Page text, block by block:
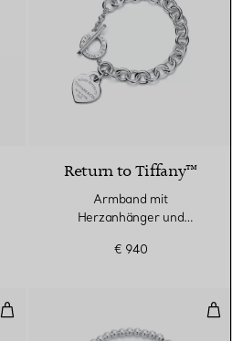
Return to Tiffany™
Armband​ mit
Herzanhänger und
€ 940
Schmaler Wire Armreif in